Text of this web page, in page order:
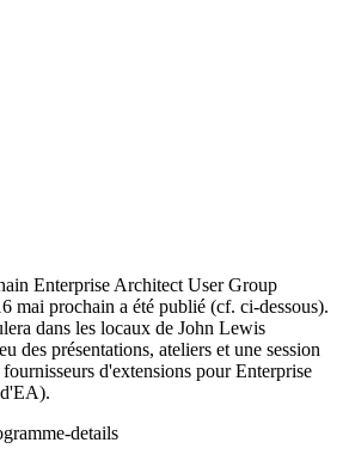
Enterprise Architect User Group
mai prochain a été publié (cf. ci-dessous).
dans les locaux de John Lewis
des présentations, ateliers et une session
d'extensions pour Enterprise